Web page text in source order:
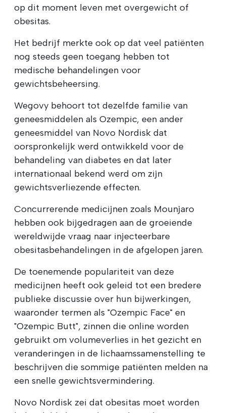
op dit moment leven met overgewicht of
obesitas.
Het bedrijf merkte ook op dat veel patiënten
nog steeds geen toegang hebben tot
medische behandelingen voor
gewichtsbeheersing.
Wegovy behoort tot dezelfde familie van
geneesmiddelen als Ozempic, een ander
geneesmiddel van Novo Nordisk dat
oorspronkelijk werd ontwikkeld voor de
behandeling van diabetes en dat later
internationaal bekend werd om zijn
gewichtsverliezende effecten.
Concurrerende medicijnen zoals Mounjaro
hebben ook bijgedragen aan de groeiende
wereldwijde vraag naar injecteerbare
obesitasbehandelingen in de afgelopen jaren.
De toenemende populariteit van deze
medicijnen heeft ook geleid tot een bredere
publieke discussie over hun bijwerkingen,
waaronder termen als "Ozempic Face" en
"Ozempic Butt", zinnen die online worden
gebruikt om volumeverlies in het gezicht en
veranderingen in de lichaamssamenstelling te
beschrijven die sommige patiënten melden na
een snelle gewichtsvermindering.
Novo Nordisk zei dat obesitas moet worden